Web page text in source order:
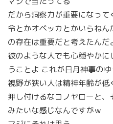
だから洞察力が重要になっ
令とかオベッカとかいらね
の存在は重要だと考えたんだ
彼のような人でも心穏やか
うことよ これが日月神事の
視野が狭い人は精神年齢が
押し付けるなコノヤローと
みたいな感じなんですがｗ